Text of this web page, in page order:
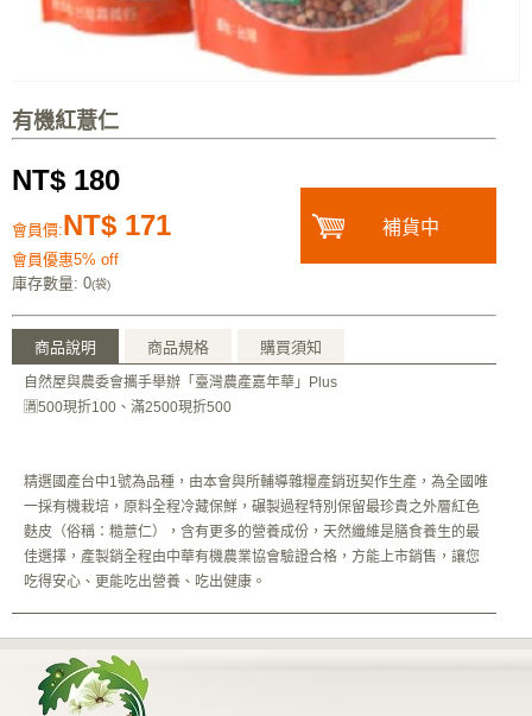
有機紅薏仁
NT$ 180
會員價:NT$ 171
會員優惠5% off
庫存數量: 0(袋)
補貨中
商品說明 商品規格 購買須知
自然屋與農委會攜手舉辦「臺灣農產嘉年華」Plus
🈵️500現折100、滿2500現折500
精選國產台中1號為品種，由本會與所輔導雜糧產銷班契作生產，為全國唯
一採有機栽培，原料全程冷藏保鮮，碾製過程特別保留最珍貴之外層紅色
麩皮（俗稱：糙薏仁），含有更多的營養成份，天然纖維是膳食養生的最
佳選擇，產製銷全程由中華有機農業協會驗證合格，方能上市銷售，讓您
吃得安心、更能吃出營養、吃出健康。